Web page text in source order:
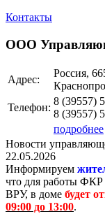
Контакты
ООО
Адрес:
Россия,
Телефон:
8 (39557)
8 (39557)
подробнее
Новости
22.05.2026
Информируем
что для работы ФКР
ВРУ, в доме будет
09:00 до 13:00.